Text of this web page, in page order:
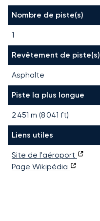
Nombre de piste(s)
1
Revêtement de piste(s)
Asphalte
Piste la plus longue
2 451 m (8 041 ft)
Liens utiles
Site de l'aéroport
Page Wikipédia